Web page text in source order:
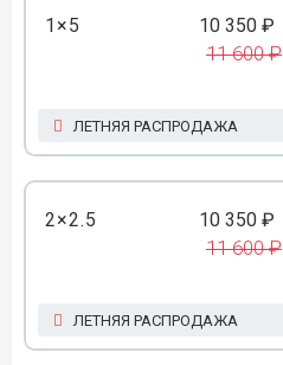
1×5 10 350 ₽
11 600 ₽
ЛЕТНЯЯ РАСПРОДАЖА
2×2.5 10 350 ₽
11 600 ₽
ЛЕТНЯЯ РАСПРОДАЖА